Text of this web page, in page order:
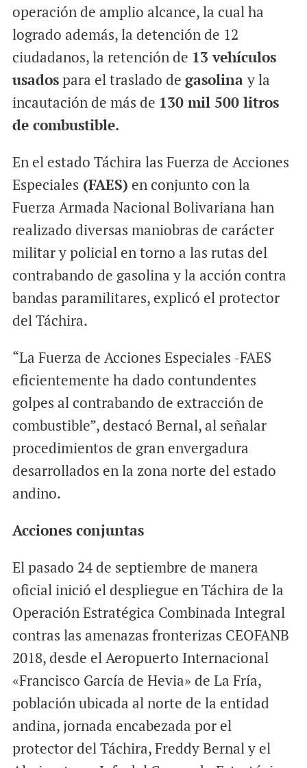
operación de amplio alcance, la cual ha
logrado además, la detención de 12
ciudadanos, la retención de 13 vehículos
usadospara el traslado de gasolinay la
incautación de más de 130 mil 500 litros
de combustible.
En el estado Táchira las Fuerza de Acciones
Especiales (FAES) en conjunto con la
Fuerza Armada Nacional Bolivariana han
realizado diversas maniobras de carácter
militar y policial en torno a las rutas del
contrabando de gasolina y la acción contra
bandas paramilitares, explicó el protector
del Táchira.
“La Fuerza de Acciones Especiales -FAES
eficientemente ha dado contundentes
golpes al contrabando de extracción de
combustible”, destacó Bernal, al señalar
procedimientos de gran envergadura
desarrollados en la zona norte del estado
andino.
Acciones conjuntas
El pasado 24 de septiembre de manera
oficial inició el despliegue en Táchira de la
Operación Estratégica Combinada Integral
contras las amenazas fronterizas CEOFANB
2018, desde el Aeropuerto Internacional
«Francisco García de Hevia» de La Fría,
población ubicada al norte de la entidad
andina, jornada encabezada por el
protector del Táchira, Freddy Bernal y el